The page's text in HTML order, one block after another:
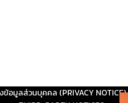
ข้อมูลส่วนบุคคล (PRIVACY NOTICE)